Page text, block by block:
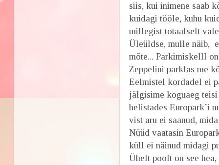
siis, kui inimene saab
kuidagi tööle, kuhu
millegist totaalselt
Üleüldse, mulle näib,
mõte... Parkimiskelll
Zeppelini parklas me
Eelmistel kordadel ei
jälgisime koguaeg teisi
helistades Europark´i
vist aru ei saanud,
Nüüd vaatasin
küll ei näinud midagi
Ühelt poolt on see